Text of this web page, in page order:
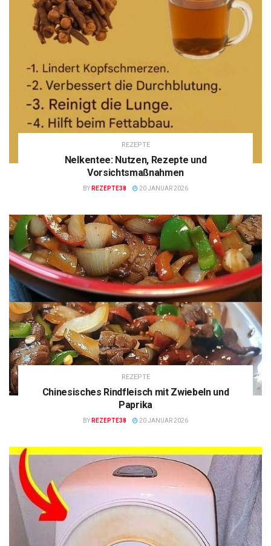
REZEPTE
Nelkentee: Nutzen, Rezepte und
Vorsichtsmaßnahmen
BY REZEPTE38 20 JANUAR 2026
REZEPTE
Chinesisches Rindfleisch mit Zwiebeln und
Paprika
BY REZEPTE38 20 JANUAR 2026